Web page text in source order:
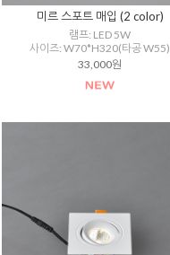
미르 스포트 매입 (2 color)
램프: LED 5W
사이즈: W70*H320(타공 W55)
33,000원